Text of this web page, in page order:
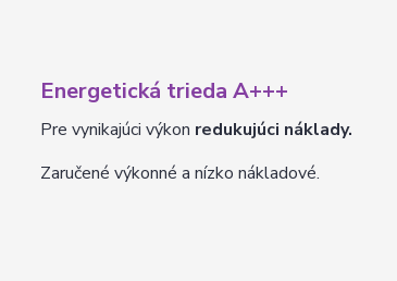
Energetická trieda A+++
Pre vynikajúci výkon redukujúci náklady.
Zaručené výkonné a nízko nákladové.